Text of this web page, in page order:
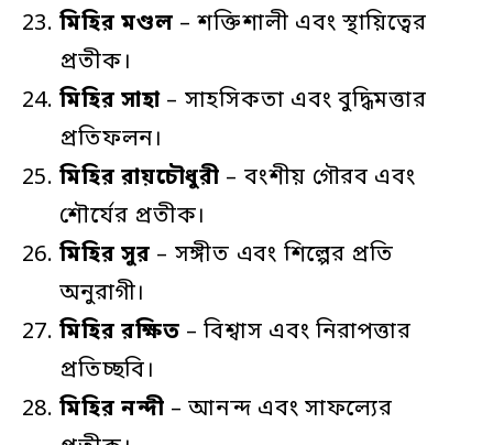
মিহির মণ্ডল – শক্তিশালী এবং স্থায়িত্বের
প্রতীক।
মিহির সাহা– সাহসিকতা এবং বুদ্ধিমত্তার
প্রতিফলন।
মিহির রায়চৌধুরী – বংশীয় গৌরব এবং
শৌর্যের প্রতীক।
মিহির সুর – সঙ্গীত এবং শিল্পের প্রতি
অনুরাগী।
মিহির রক্ষিত – বিশ্বাস এবং নিরাপত্তার
প্রতিচ্ছবি।
মিহির নন্দী – আনন্দ এবং সাফল্যের